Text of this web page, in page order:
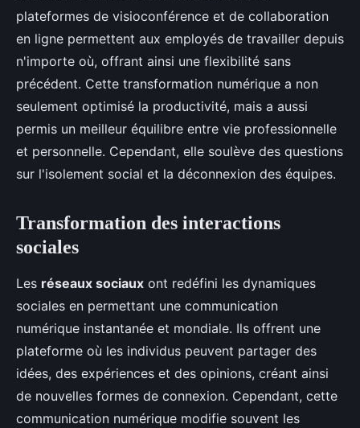
plateformes de visioconférence et de collaboration
en ligne permettent aux employés de travailler depuis
n'importe où, offrant ainsi une flexibilité sans
précédent. Cette transformation numérique a non
seulement optimisé la productivité, mais a aussi
permis un meilleur équilibre entre vie professionnelle
et personnelle. Cependant, elle soulève des questions
sur l'isolement social et la déconnexion des équipes.
Transformation des interactions
sociales
Les réseaux sociaux ont redéfini les dynamiques
sociales en permettant une communication
numérique instantanée et mondiale. Ils offrent une
plateforme où les individus peuvent partager des
idées, des expériences et des opinions, créant ainsi
de nouvelles formes de connexion. Cependant, cette
communication numérique modifie souvent les